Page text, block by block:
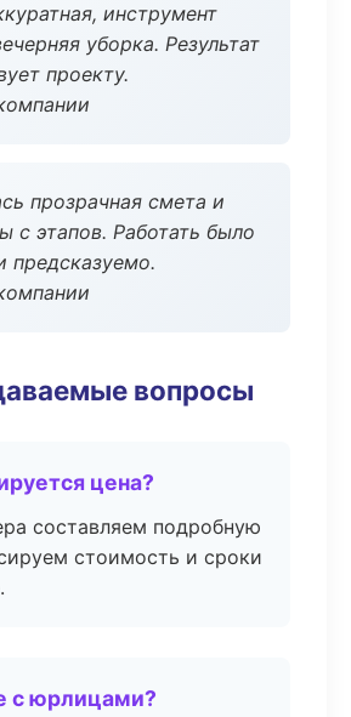
инструмент
уборка. Результат
проекту.
прозрачная смета и
с этапов. Работать было
предсказуемо.
вопросы
цена?
составляем подробную
стоимость и сроки
с юрлицами?